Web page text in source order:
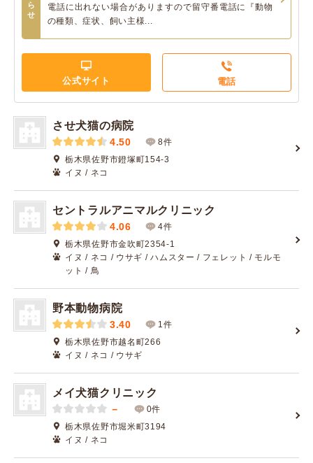
ら
せ
電話に出れない場合がありますので留守番電話に『動物
の種類、症状、飼い主様...
公式サイト 電話
させ犬猫の病院
4.50
8件
栃木県佐野市鐙塚町154-3
イヌ / ネコ
セントラルアニマルクリニック
4.06
4件
栃木県佐野市金吹町2354-1
イヌ / ネコ / ウサギ / ハムスター / フェレット / モルモ
ット / 鳥
野本動物病院
3.40
1件
栃木県佐野市越名町266
イヌ / ネコ / ウサギ
メイ犬猫クリニック
－
0件
栃木県佐野市堀米町3194
イヌ / ネコ